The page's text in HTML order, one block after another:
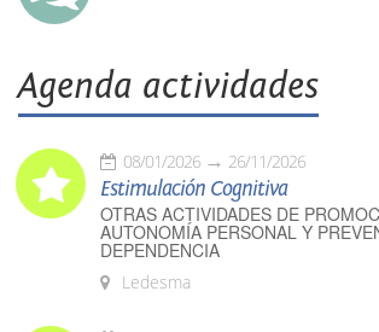
Agenda actividades
08/01/2026 26/11/2026
Estimulación Cognitiva
OTRAS ACTIVIDADES DE
AUTONOMÍA PERSONAL Y
DEPENDENCIA
Ledesma